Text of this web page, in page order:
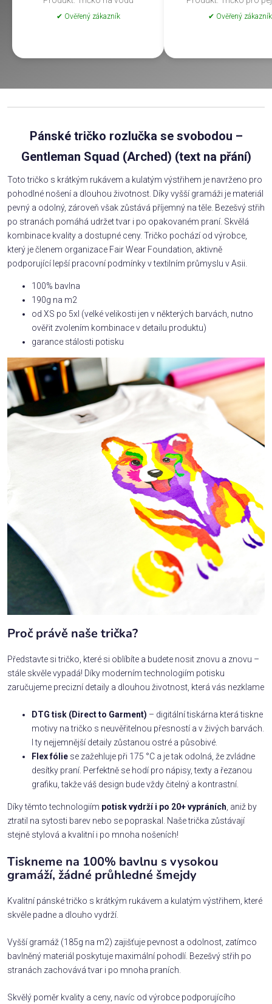
✔ Ověřený zákazník ✔ Ověřený zákazník
Pánské tričko rozlučka se svobodou –
Gentleman Squad (Arched) (text na přání)
Toto tričko s krátkým rukávem a kulatým výstřihem je navrženo pro
pohodlné nošení a dlouhou životnost. Díky vyšší gramáži je materiál
pevný a odolný, zároveň však zůstává příjemný na těle. Bezešvý střih
po stranách pomáhá udržet tvar i po opakovaném praní. Skvělá
kombinace kvality a dostupné ceny. Tričko pochází od výrobce,
který je členem organizace Fair Wear Foundation, aktivně
podporující lepší pracovní podmínky v textilním průmyslu v Asii.
100% bavlna
190g na m2
od XS po 5xl (velké velikosti jen v některých barvách, nutno
ověřit zvolením kombinace v detailu produktu)
garance stálosti potisku
Proč právě naše trička?
Představte si tričko, které si oblíbíte a budete nosit znovu a znovu –
stále skvěle vypadá! Díky moderním technologiím potisku
zaručujeme precizní detaily a dlouhou životnost, která vás nezklame
DTG tisk (Direct to Garment) – digitální tiskárna která tiskne
motivy na tričko s neuvěřitelnou přesností a v živých barvách.
I ty nejjemnější detaily zůstanou ostré a působivé.
Flex fólie se zažehluje při 175 °C a je tak odolná, že zvládne
desítky praní. Perfektně se hodí pro nápisy, texty a řezanou
grafiku, takže váš design bude vždy čitelný a kontrastní.
Díky těmto technologiím potisk vydrží i po 20+ vypráních, aniž by
ztratil na sytosti barev nebo se popraskal. Naše trička zůstávají
stejně stylová a kvalitní i po mnoha nošeních!
Tiskneme na 100% bavlnu s vysokou
gramáží, žádné průhledné šmejdy
Kvalitní pánské tričko s krátkým rukávem a kulatým výstřihem, které
skvěle padne a dlouho vydrží.
Vyšší gramáž (185g na m2) zajišťuje pevnost a odolnost, zatímco
bavlněný materiál poskytuje maximální pohodlí. Bezešvý střih po
stranách zachovává tvar i po mnoha praních.
Skvělý poměr kvality a ceny, navíc od výrobce podporujícího